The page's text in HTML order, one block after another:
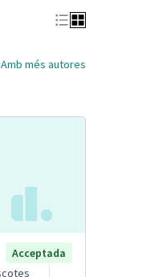
Amb més autores
Acceptada